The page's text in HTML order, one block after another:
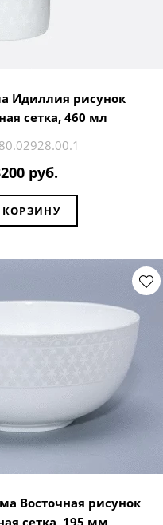
Идиллия рисунок
сетка, 460 мл
руб.
КОРЗИНУ
Восточная рисунок
сетка, 195 мм